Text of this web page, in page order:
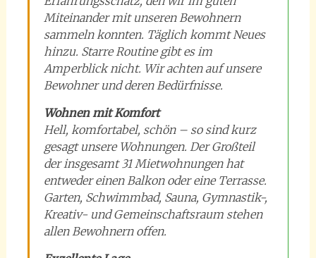
Miteinander mit unseren Bewohnern
sammeln konnten. Täglich kommt Neues
hinzu. Starre Routine gibt es im
Amperblick nicht. Wir achten auf unsere
Bewohner und deren Bedürfnisse.
Wohnen mit Komfort
Hell, komfortabel, schön – so sind kurz
gesagt unsere Wohnungen. Der Großteil
der insgesamt 31 Mietwohnungen hat
entweder einen Balkon oder eine Terrasse.
Garten, Schwimmbad, Sauna, Gymnastik-,
Kreativ- und Gemeinschaftsraum stehen
allen Bewohnern offen.